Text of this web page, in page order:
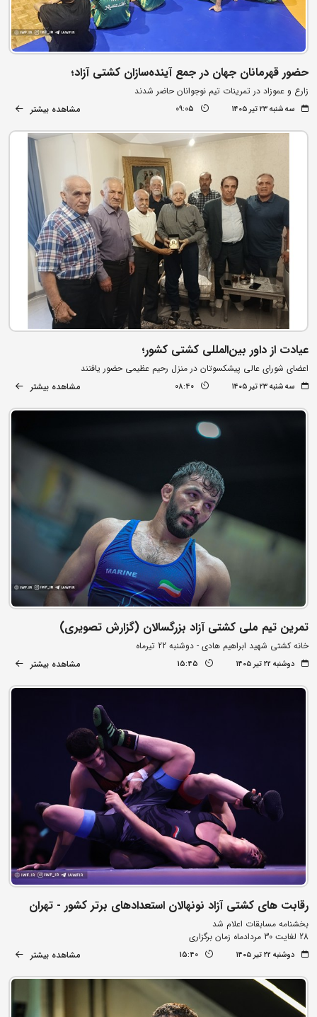
حضور قهرمانان جهان در جمع آینده‌سازان کشتی آزاد؛
زارع و عموزاد در تمرینات تیم نوجوانان حاضر شدند
سه شنبه ۲۳ تیر ۱۴۰۵ 09:05 مشاهده بیشتر
عیادت از داور بین‌المللی کشتی کشور؛
اعضای شورای عالی پیشکسوتان در منزل رحیم عظیمی حضور یافتند
سه شنبه ۲۳ تیر ۱۴۰۵ 08:40 مشاهده بیشتر
تمرین تیم ملی کشتی آزاد بزرگسالان (گزارش تصویری)
خانه کشتی شهید ابراهیم هادی - دوشنبه 22 تیرماه
دوشنبه ۲۲ تیر ۱۴۰۵ 15:45 مشاهده بیشتر
رقابت های کشتی آزاد نونهالان استعدادهای برتر کشور - تهران
بخشنامه مسابقات اعلام شد
28 لغایت 30 مردادماه زمان برگزاری
دوشنبه ۲۲ تیر ۱۴۰۵ 15:40 مشاهده بیشتر